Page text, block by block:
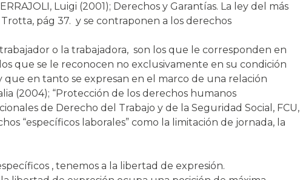
Luigi (2001); Derechos y Garantías. La ley del más
pág 37. y se contraponen a los derechos
o la trabajadora, son los que le corresponden en
que se le reconocen no exclusivamente en su condición
que en tanto se expresan en el marco de una relación
(2004); “Protección de los derechos humanos
de Derecho del Trabajo y de la Seguridad Social, FCU,
“específicos laborales” como la limitación de jornada, la
, tenemos a la libertad de expresión.